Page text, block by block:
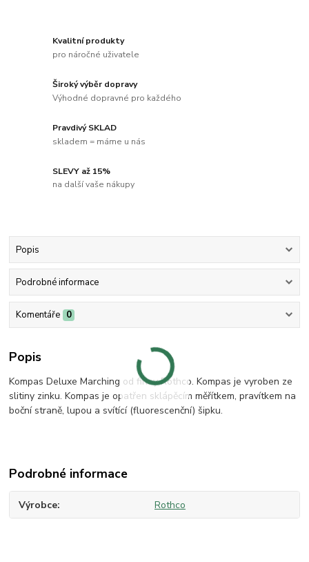
Kvalitní produkty
pro náročné uživatele
Široký výběr dopravy
Výhodné dopravné pro každého
Pravdivý SKLAD
skladem = máme u nás
SLEVY až 15%
na další vaše nákupy
Popis
Podrobné informace
Komentáře 0
Popis
Kompas Deluxe Marching od firmy Rothco. Kompas je vyroben ze
slitiny zinku. Kompas je opatřen sklápěcím měřítkem, pravítkem na
boční straně, lupou a svítící (fluorescenční) šipku.
Podrobné informace
Výrobce Rothco